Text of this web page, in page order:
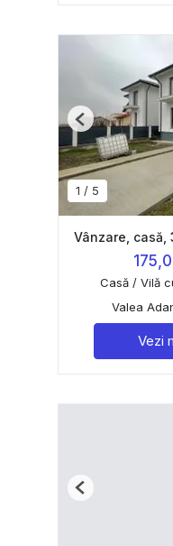
1 / 5
Previous
Vânzare, casă,
Casă / Vilă
Valea
Vezi
Previous